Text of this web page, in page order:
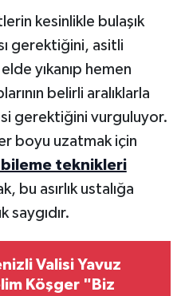
kesinlikle bulaşık
gerektiğini, asitli
yıkanıp hemen
belirli aralıklarla
gerektiğini vurguluyor.
boyu uzatmak için
bileme teknikleri
bu asırlık ustalığa
saygıdır.
Valisi Yavuz
Köşger "Biz